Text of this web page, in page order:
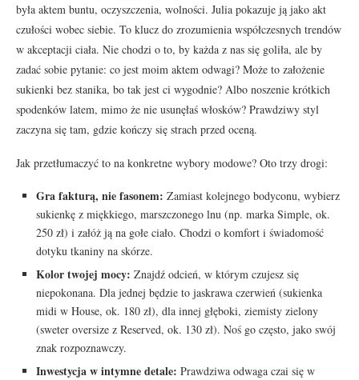
była aktem buntu, oczyszczenia, wolności. Julia pokazuje ją jako akt
czułości wobec siebie. To klucz do zrozumienia współczesnych trendów
w akceptacji ciała. Nie chodzi o to, by każda z nas się goliła, ale by
zadać sobie pytanie: co jest moim aktem odwagi? Może to założenie
sukienki bez stanika, bo tak jest ci wygodnie? Albo noszenie krótkich
spodenków latem, mimo że nie usunęłaś włosków? Prawdziwy styl
zaczyna się tam, gdzie kończy się strach przed oceną.
Jak przetłumaczyć to na konkretne wybory modowe? Oto trzy drogi:
Gra fakturą, nie fasonem: Zamiast kolejnego bodyconu, wybierz
sukienkę z miękkiego, marszczonego lnu (np. marka Simple, ok.
250 zł) i załóż ją na gołe ciało. Chodzi o komfort i świadomość
dotyku tkaniny na skórze.
Kolor twojej mocy: Znajdź odcień, w którym czujesz się
niepokonana. Dla jednej będzie to jaskrawa czerwień (sukienka
midi w House, ok. 180 zł), dla innej głęboki, ziemisty zielony
(sweter oversize z Reserved, ok. 130 zł). Noś go często, jako swój
znak rozpoznawczy.
Inwestycja w intymne detale: Prawdziwa odwaga czai się w